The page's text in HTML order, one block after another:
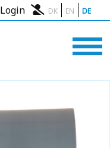
Login DK EN DE